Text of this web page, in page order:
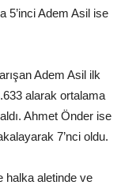
5’inci Adem Asil ise
Adem Asil ilk
alarak ortalama
Ahmet Önder ise
7’nci oldu.
halka aletinde ve